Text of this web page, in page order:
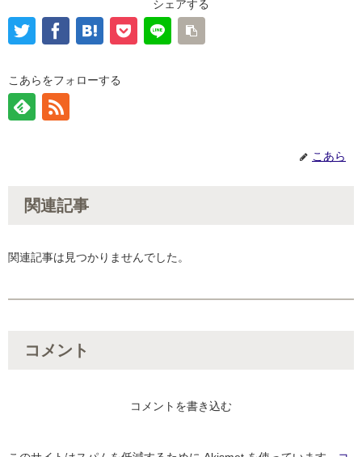
シェアする
こあらをフォローする
こあら
関連記事
関連記事は見つかりませんでした。
コメント
コメントを書き込む